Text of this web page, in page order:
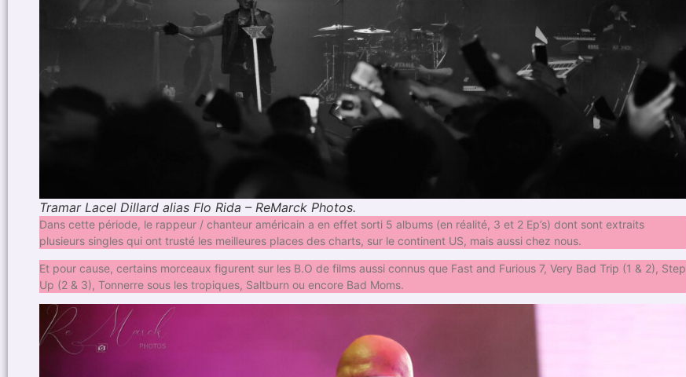
Tramar Lacel Dillard alias Flo Rida – ReMarck Photos.
Dans cette période, le rappeur / chanteur américain a en effet sorti 5 albums (en réalité, 3 et 2 Ep’s) dont sont extraits
plusieurs singles qui ont trusté les meilleures places des charts, sur le continent US, mais aussi chez nous.
Et pour cause, certains morceaux figurent sur les B.O de films aussi connus que Fast and Furious 7, Very Bad Trip (1 & 2), Step
Up (2 & 3), Tonnerre sous les tropiques, Saltburn ou encore Bad Moms.